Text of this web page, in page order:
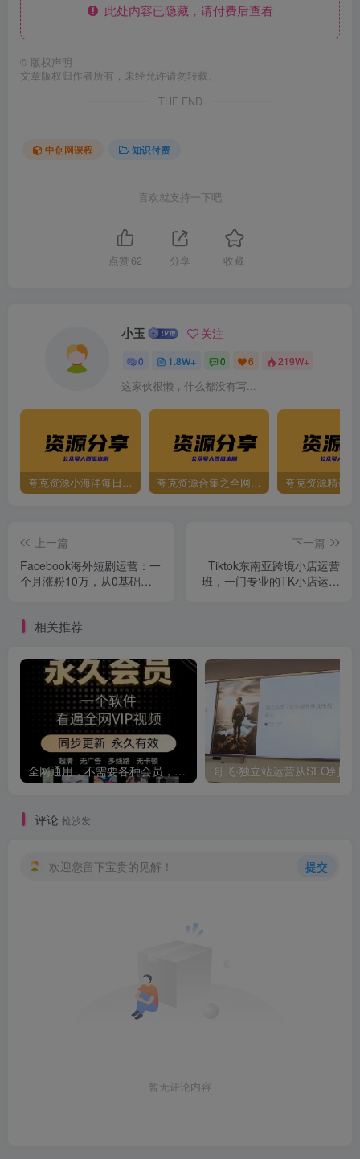
此处内容已隐藏，请付费后查看
© 版权声明
文章版权归作者所有，未经允许请勿转载。
THE END
中创网课程 知识付费
喜欢就支持一下吧
点赞 62 分享 收藏
小玉 关注
0 1.8W+ 0 6 219W+
这家伙很懒，什么都没有写...
夸克资源小海洋每日更新资源大汇总（持续更新） 夸克资源合集之全网影视 夸克资源精选
上一篇
Facebook海外短剧运营：一
个月涨粉10万，从0基础到
下一篇
Tiktok东南亚跨境小店运营
班，一门专业的TK小店运营
相关推荐
全网通用，不需要各种会员，再也不缺电影看！！
评论 抢沙发
欢迎您留下宝贵的见解！ 提交
暂无评论内容